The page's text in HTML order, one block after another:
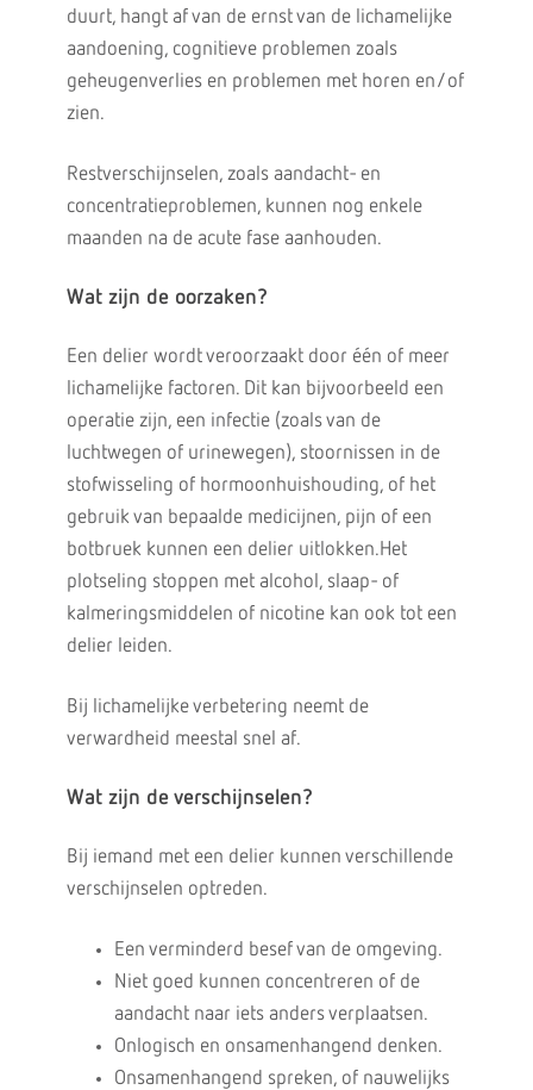
duurt, hangt af van de ernst van de lichamelijke
aandoening, cognitieve problemen zoals
geheugenverlies en problemen met horen en/of
zien.
Restverschijnselen, zoals aandacht- en
concentratieproblemen, kunnen nog enkele
maanden na de acute fase aanhouden.
Wat zijn de oorzaken?
Een delier wordt veroorzaakt door één of meer
lichamelijke factoren. Dit kan bijvoorbeeld een
operatie zijn, een infectie (zoals van de
luchtwegen of urinewegen), stoornissen in de
stofwisseling of hormoonhuishouding, of het
gebruik van bepaalde medicijnen, pijn of een
botbruek kunnen een delier uitlokken.Het
plotseling stoppen met alcohol, slaap- of
kalmeringsmiddelen of nicotine kan ook tot een
delier leiden.
Bij lichamelijke verbetering neemt de
verwardheid meestal snel af.
Wat zijn de verschijnselen?
Bij iemand met een delier kunnen verschillende
verschijnselen optreden.
Een verminderd besef van de omgeving.
Niet goed kunnen concentreren of de
aandacht naar iets anders verplaatsen.
Onlogisch en onsamenhangend denken.
Onsamenhangend spreken, of nauwelijks